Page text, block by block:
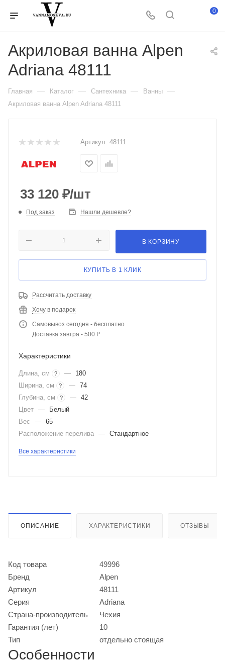
0
Акриловая ванна Alpen
Adriana 48111
Главная — Каталог — Сантехника — Ванны —
Акриловая ванна Alpen Adriana 48111
Артикул: 48111
33 120 ₽/шт
Под заказ Нашли дешевле?
В КОРЗИНУ
КУПИТЬ В 1 КЛИК
Рассчитать доставку
Хочу в подарок
Самовывоз сегодня - бесплатно
Доставка завтра - 500 ₽
Характеристики
Длина, см ? —
180
Ширина, см
? — 74
Глубина, см
? — 42
Цвет —
Белый
Вес
— 65
Расположение перелива — Стандартное
Все характеристики
ОПИСАНИЕ ХАРАКТЕРИСТИКИ ОТЗЫВЫ
Код товара
49996
Бренд
Alpen
Артикул
48111
Серия
Adriana
Страна-производитель
Чехия
Гарантия (лет)
10
Тип
отдельно стоящая
Особенности